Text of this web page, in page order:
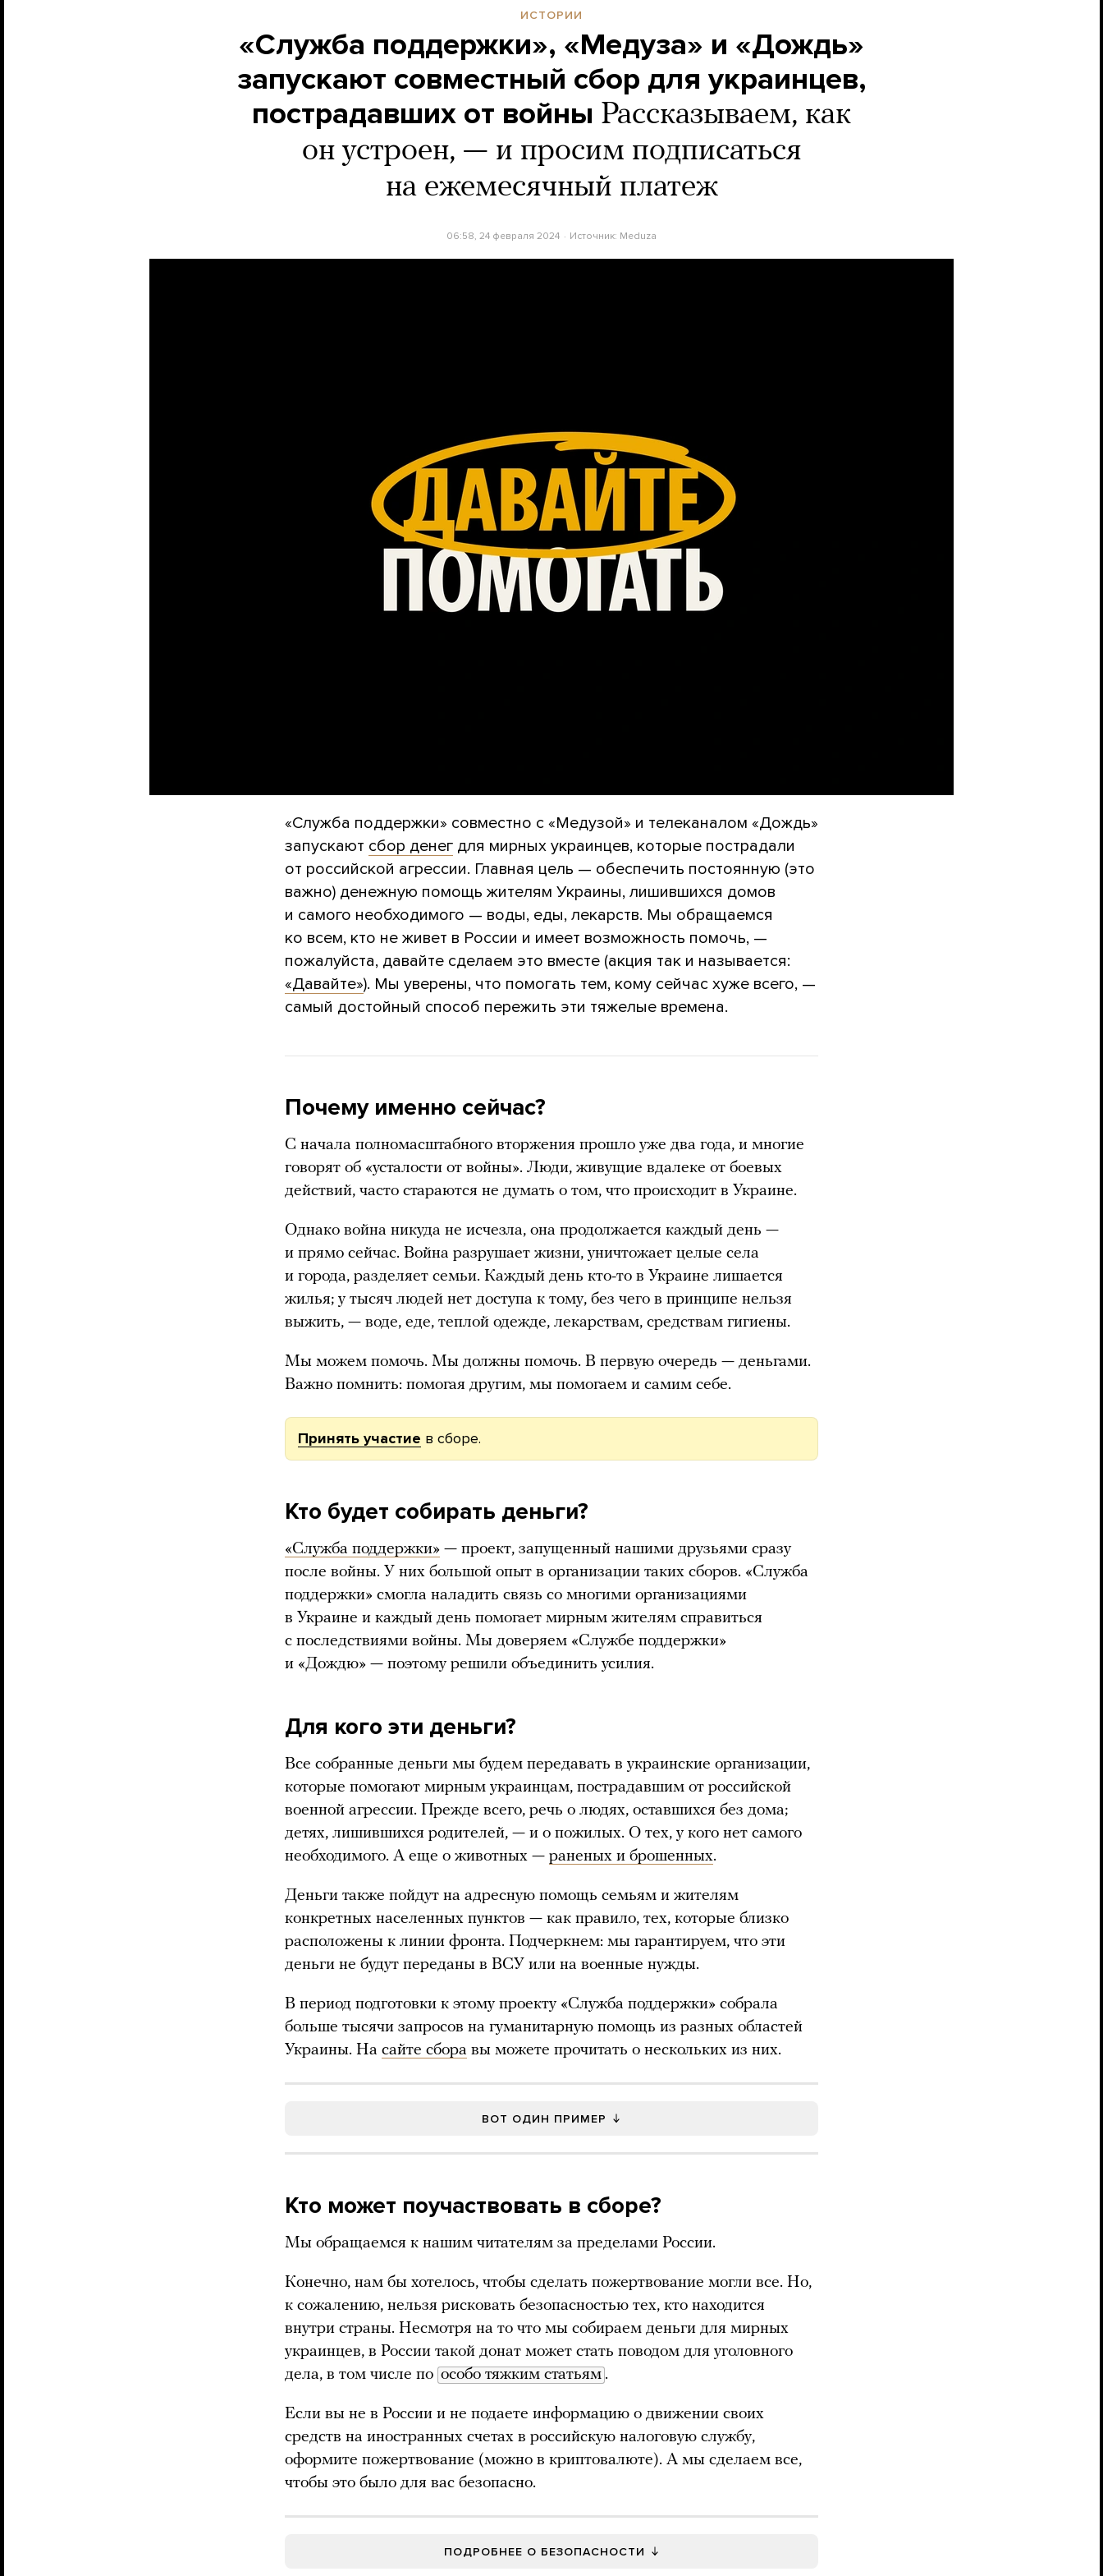
ИСТОРИИ
«Служба поддержки», «Медуза» и «Дождь»
запускают совместный сбор для украинцев,
пострадавших от войны Рассказываем, как
он устроен, — и просим подписаться
на ежемесячный платеж
06:58, 24 февраля 2024 Источник: Meduza
«Служба поддержки» совместно с «Медузой» и телеканалом «Дождь»
запускают сбор денег для мирных украинцев, которые пострадали
от российской агрессии. Главная цель — обеспечить постоянную (это
важно) денежную помощь жителям Украины, лишившихся домов
и самого необходимого — воды, еды, лекарств. Мы обращаемся
ко всем, кто не живет в России и имеет возможность помочь, —
пожалуйста, давайте сделаем это вместе (акция так и называется:
«Давайте»). Мы уверены, что помогать тем, кому сейчас хуже всего, —
самый достойный способ пережить эти тяжелые времена.
Почему именно сейчас?
С начала полномасштабного вторжения прошло уже два года, и многие
говорят об «усталости от войны». Люди, живущие вдалеке от боевых
действий, часто стараются не думать о том, что происходит в Украине.
Однако война никуда не исчезла, она продолжается каждый день —
и прямо сейчас. Война разрушает жизни, уничтожает целые села
и города, разделяет семьи. Каждый день кто-то в Украине лишается
жилья; у тысяч людей нет доступа к тому, без чего в принципе нельзя
выжить, — воде, еде, теплой одежде, лекарствам, средствам гигиены.
Мы можем помочь. Мы должны помочь. В первую очередь — деньгами.
Важно помнить: помогая другим, мы помогаем и самим себе.
Принять участие в сборе.
Кто будет собирать деньги?
«Служба поддержки» — проект, запущенный нашими друзьями сразу
после войны. У них большой опыт в организации таких сборов. «Служба
поддержки» смогла наладить связь со многими организациями
в Украине и каждый день помогает мирным жителям справиться
с последствиями войны. Мы доверяем «Службе поддержки»
и «Дождю» — поэтому решили объединить усилия.
Для кого эти деньги?
Все собранные деньги мы будем передавать в украинские организации,
которые помогают мирным украинцам, пострадавшим от российской
военной агрессии. Прежде всего, речь о людях, оставшихся без дома;
детях, лишившихся родителей, — и о пожилых. О тех, у кого нет самого
необходимого. А еще о животных — раненых и брошенных.
Деньги также пойдут на адресную помощь семьям и жителям
конкретных населенных пунктов — как правило, тех, которые близко
расположены к линии фронта. Подчеркнем: мы гарантируем, что эти
деньги не будут переданы в ВСУ или на военные нужды.
В период подготовки к этому проекту «Служба поддержки» собрала
больше тысячи запросов на гуманитарную помощь из разных областей
Украины. На сайте сбора вы можете прочитать о нескольких из них.
ВОТ ОДИН ПРИМЕР
Кто может поучаствовать в сборе?
Мы обращаемся к нашим читателям за пределами России.
Конечно, нам бы хотелось, чтобы сделать пожертвование могли все. Но,
к сожалению, нельзя рисковать безопасностью тех, кто находится
внутри страны. Несмотря на то что мы собираем деньги для мирных
украинцев, в России такой донат может стать поводом для уголовного
дела, в том числе по особо тяжким статьям .
Если вы не в России и не подаете информацию о движении своих
средств на иностранных счетах в российскую налоговую службу,
оформите пожертвование (можно в криптовалюте). А мы сделаем все,
чтобы это было для вас безопасно.
ПОДРОБНЕЕ О БЕЗОПАСНОСТИ